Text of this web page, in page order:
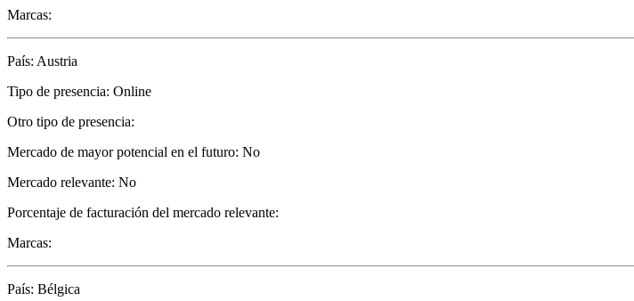
Marcas:
País: Austria
Tipo de presencia: Online
Otro tipo de presencia:
Mercado de mayor potencial en el futuro: No
Mercado relevante: No
Porcentaje de facturación del mercado relevante:
Marcas:
País: Bélgica